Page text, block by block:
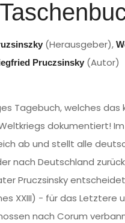
(Herausgeber),
Pruczsinsky (Autor)
Tagebuch, welches
dokumentiert!
ab und stellt alle
nach Deutschland
Pruczsinsky
XXIII) - für das Letztere
nach Corum